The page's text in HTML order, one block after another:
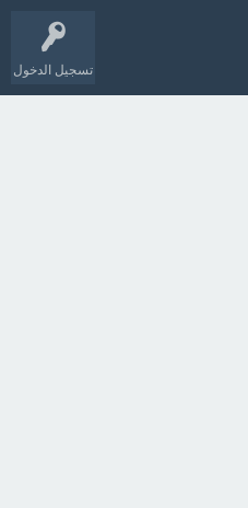
تسجيل الدخول